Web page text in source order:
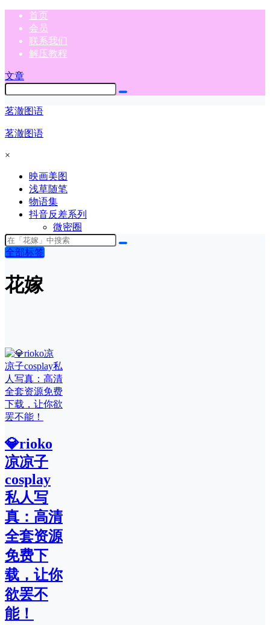
首页
会员
联系我们
解压教程
文章
茗澈图语
茗澈图语
×
映画美图
浅草随笔
物语集
抖音反差系列
微密圈
全部标签
花嫁
💎rioko
凉凉子
cosplay
私人写
真：高清
全套资源
免费下
载，让你
欲罢不
能！